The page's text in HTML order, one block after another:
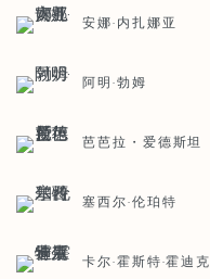
安娜·内扎娜亚
阿明·勃姆
芭芭拉・爱德斯坦
塞西尔·伦珀特
卡尔·霍斯特·霍迪克